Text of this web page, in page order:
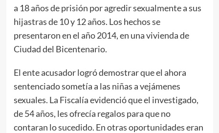
a 18 años de prisión por agredir sexualmente a sus
hijastras de 10 y 12 años. Los hechos se
presentaron en el año 2014, en una vivienda de
Ciudad del Bicentenario.
El ente acusador logró demostrar que el ahora
sentenciado sometía a las niñas a vejámenes
sexuales. La Fiscalía evidenció que el investigado,
de 54 años, les ofrecía regalos para que no
contaran lo sucedido. En otras oportunidades eran